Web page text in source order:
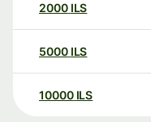
2000 ILS
5000 ILS
10000 ILS